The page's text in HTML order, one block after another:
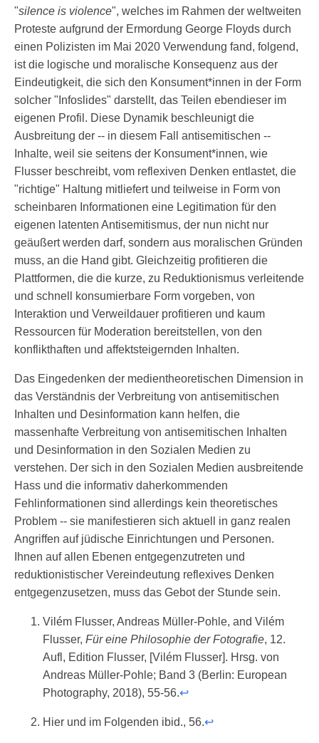
"silence is violence", welches im Rahmen der weltweiten
Proteste aufgrund der Ermordung George Floyds durch
einen Polizisten im Mai 2020 Verwendung fand, folgend,
ist die logische und moralische Konsequenz aus der
Eindeutigkeit, die sich den Konsument*innen in der Form
solcher "Infoslides" darstellt, das Teilen ebendieser im
eigenen Profil. Diese Dynamik beschleunigt die
Ausbreitung der -- in diesem Fall antisemitischen --
Inhalte, weil sie seitens der Konsument*innen, wie
Flusser beschreibt, vom reflexiven Denken entlastet, die
"richtige" Haltung mitliefert und teilweise in Form von
scheinbaren Informationen eine Legitimation für den
eigenen latenten Antisemitismus, der nun nicht nur
geäußert werden darf, sondern aus moralischen Gründen
muss, an die Hand gibt. Gleichzeitig profitieren die
Plattformen, die die kurze, zu Reduktionismus verleitende
und schnell konsumierbare Form vorgeben, von
Interaktion und Verweildauer profitieren und kaum
Ressourcen für Moderation bereitstellen, von den
konflikthaften und affektsteigernden Inhalten.
Das Eingedenken der medientheoretischen Dimension in
das Verständnis der Verbreitung von antisemitischen
Inhalten und Desinformation kann helfen, die
massenhafte Verbreitung von antisemitischen Inhalten
und Desinformation in den Sozialen Medien zu
verstehen. Der sich in den Sozialen Medien ausbreitende
Hass und die informativ daherkommenden
Fehlinformationen sind allerdings kein theoretisches
Problem -- sie manifestieren sich aktuell in ganz realen
Angriffen auf jüdische Einrichtungen und Personen.
Ihnen auf allen Ebenen entgegenzutreten und
reduktionistischer Vereindeutung reflexives Denken
entgegenzusetzen, muss das Gebot der Stunde sein.
Vilém Flusser, Andreas Müller-Pohle, and Vilém
Flusser, Für eine Philosophie der Fotografie, 12.
Aufl, Edition Flusser, [Vilém Flusser]. Hrsg. von
Andreas Müller-Pohle; Band 3 (Berlin: European
Photography, 2018), 55-56.↩
Hier und im Folgenden ibid., 56.↩